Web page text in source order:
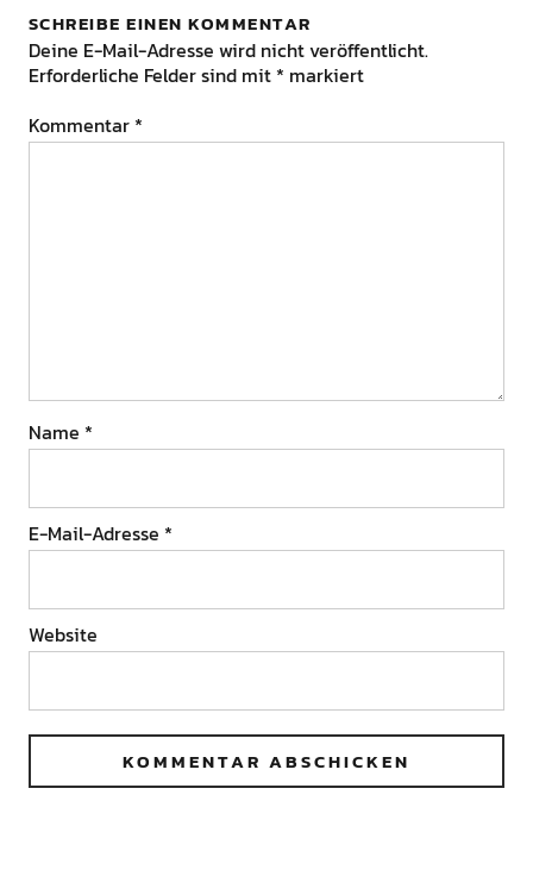
SCHREIBE EINEN KOMMENTAR
Deine E-Mail-Adresse wird nicht veröffentlicht.
Erforderliche Felder sind mit * markiert
Kommentar *
Name *
E-Mail-Adresse *
Website